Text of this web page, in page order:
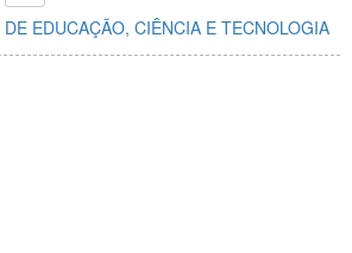
EDUCAÇÃO, CIÊNCIA E TECNOLOGIA